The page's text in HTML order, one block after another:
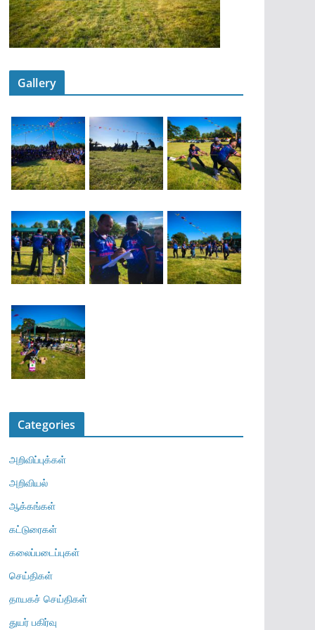
Gallery
Categories
அறிவிப்புக்கள்
அறிவியல்
ஆக்கங்கள்
கட்டுரைகள்
கலைப்படைப்புகள்
செய்திகள்
தாயகச் செய்திகள்
துயர் பகிர்வு